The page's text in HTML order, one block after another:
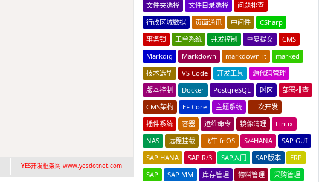
YES开发框架网 www.yesdotnet.com
文件夹选择
文件目录选择
问题排查
行政区域数据
页面通讯 中间件
CSharp
事务锁
工单系统 并发控制 重复提交
CMS
Markdig
Markdown markdown-it
marked
技术选型
VS Code 开发工具
源代码管理
版本控制
Docker PostgreSQL 时区
部署排查
CMS架构
EF Core 主题系统
二次开发
插件系统
容器 运维命令 镜像清理
Linux
NAS
远程挂载 飞牛 fnOS S/4HANA
SAP GUI
SAP HANA
SAP R/3 SAP入门 SAP版本
ERP
SAP
SAP MM 库存管理 物料管理
采购管理